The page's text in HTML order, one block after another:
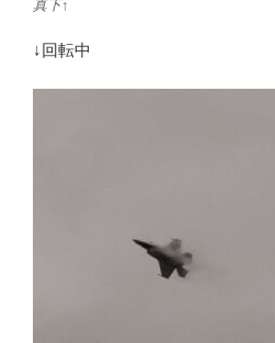
真下↑
↓回転中